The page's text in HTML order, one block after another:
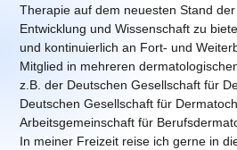
Therapie auf dem neuesten Stand
Entwicklung und Wissenschaft zu
und kontinuierlich an Fort- und
Mitglied in mehreren
z.B. der Deutschen Gesellschaft für
Deutschen Gesellschaft für
Arbeitsgemeinschaft für
In meiner Freizeit reise ich gerne in